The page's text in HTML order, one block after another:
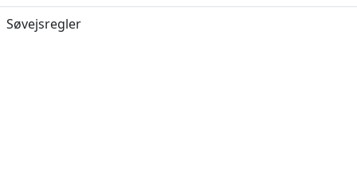
Søvejsregler